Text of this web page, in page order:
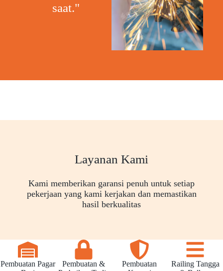
saat."
Layanan Kami
Kami memberikan garansi penuh untuk setiap
pekerjaan yang kami kerjakan dan memastikan
hasil berkualitas
Pembuatan Pagar
Pembuatan &
Pembuatan
Railing Tangga